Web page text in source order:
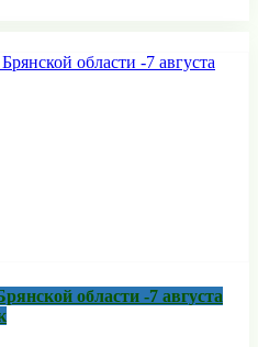
области -7 августа